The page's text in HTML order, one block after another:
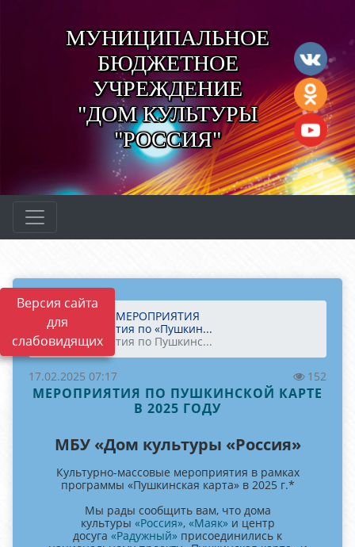
Версия сайта
для
слабовидящих
МУНИЦИПАЛЬНОЕ
БЮДЖЕТНОЕ
УЧРЕЖДЕНИЕ
"ДОМ КУЛЬТУРЫ
"РОССИЯ"
Главная
МЕРОПРИЯТИЯ
Мероприятия по «Пушкин...
Мероприятия по Пушкинс...
17.02.2025 07:17 152
МЕРОПРИЯТИЯ ПО ПУШКИНСКОЙ КАРТЕ
В 2025 ГОДУ
МБУ «Дом культуры «Россия»
Культурно-массовые мероприятия в рамках
программы «Пушкинская карта» в 2025 г.*
Мы рады сообщить вам, что дома
культуры «Россия», «Маяк» и центр
досуга «Радужный» присоединились к